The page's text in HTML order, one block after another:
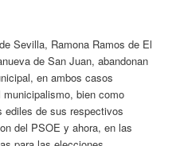
Sevilla, Ramona Ramos de El
de San Juan, abandonan
en ambos casos
bien como
ediles de sus respectivos
del PSOE y ahora, en las